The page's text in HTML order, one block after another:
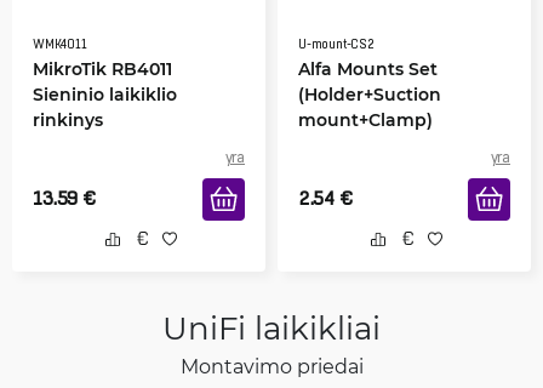
WMK4011
MikroTik RB4011
Sieninio laikiklio
rinkinys
yra
13.59 €
U-mount-CS2
Alfa Mounts Set
(Holder+Suction
mount+Clamp)
yra
2.54 €
UniFi laikikliai
Montavimo priedai